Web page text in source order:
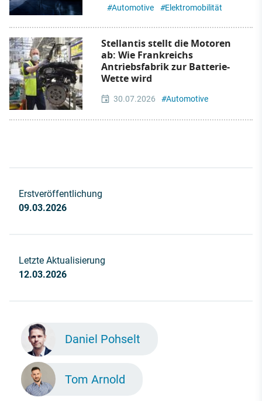
#Automotive #Elektromobilität
Stellantis stellt die Motoren
ab: Wie Frankreichs
Antriebsfabrik zur Batterie-
Wette wird
30.07.2026 #Automotive
Erstveröffentlichung
09.03.2026
Letzte Aktualisierung
12.03.2026
Daniel Pohselt
Tom Arnold